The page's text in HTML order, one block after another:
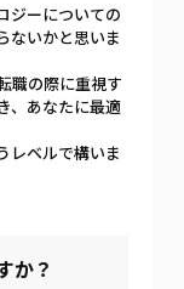
ジーについての
ないかと思いま
職の際に重視す
、あなたに最適
レベルで構いま
か？